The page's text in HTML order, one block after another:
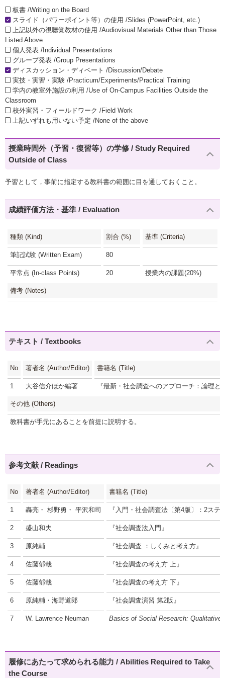
板書 /Writing on the Board
スライド（パワーポイント等）の使用 /Slides (PowerPoint, etc.)
上記以外の視聴覚教材の使用 /Audiovisual Materials Other than Those
Listed Above
個人発表 /Individual Presentations
グループ発表 /Group Presentations
ディスカッション・ディベート /Discussion/Debate
実技・実習・実験 /Practicum/Experiments/Practical Training
学内の教室外施設の利用 /Use of On-Campus Facilities Outside the
Classroom
校外実習・フィールドワーク /Field Work
上記いずれも用いない予定 /None of the above
授業時間外（予習・復習等）の学修 / Study Required
Outside of Class
予習として，事前に指定する教科書の範囲に目を通しておくこと。
成績評価方法・基準 / Evaluation
種類 (Kind) 割合 (%) 基準 (Criteria)
筆記試験 (Written Exam) 80
平常点 (In-class Points) 20 授業内の課題(20%)
備考 (Notes)
テキスト / Textbooks
No 著者名 (Author/Editor) 書籍名 (Title)
1 大谷信介ほか編著 『最新・社会調査へのアプローチ：論理と
その他 (Others)
教科書が手元にあることを前提に説明する。
参考文献 / Readings
No 著者名 (Author/Editor) 書籍名 (Title)
1 轟亮・ 杉野勇・ 平沢和司 『入門・社会調査法〔第4版〕：2ステ
2 盛山和夫 『社会調査法入門』
3 原純輔 『社会調査 ：しくみと考え方』
4 佐藤郁哉 『社会調査の考え方 上』
5 佐藤郁哉 『社会調査の考え方 下』
6 原純輔・海野道郎 『社会調査演習 第2版』
7 W. Lawrence Neuman Basics of Social Research: Qualitative
履修にあたって求められる能力 / Abilities Required to Take
the Course